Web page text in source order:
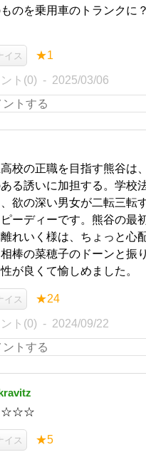
ものを乗用車のトランクに
イス ★1
ト(0) 2025/03/06
校の正職を目指す熊谷は
る誘いに加担する。学校
欲の深い男女が二転三転
ーディーです。熊谷の最
れいく様は、ちょっと心
棒の菜穂子のドーンと振
が良くて愉しめました。
イス ★24
ト(0) 2024/09/22
イス ★5